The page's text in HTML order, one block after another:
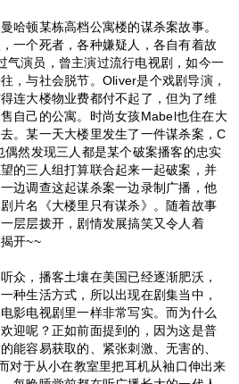
哈顿某栋高档公寓楼的谋杀案故事。
一个死者，各种嫌疑人，各自有着故
气演员，曾主演过流行电视剧，如今一
，与社会脱节。Oliver是个戏剧导演，
连大楼物业费都付不起了，但为了维
自己的公寓。时尚女孩Mabel也住在大
。某一天大楼里发生了一件谋杀案，C
然发现三人都是某个破案播客的忠实
的三人组打算联合起来一起破案，并
边调查这起谋杀案一边录制广播，他
片名《大楼里只有谋杀》。随着故事
层层拨开，剧情发展搞笑又令人着
开~~
众，播客土壤在美国已经逐渐肥沃，
种生活方式，所以出现在剧集当中，
影电视剧里一样非常写实。而为什么
迎呢？正如前面提到的，因为这是普
能容易获取的、紧张刺激、无害的、
对于从小在教室里把耳机从袖口伸出来